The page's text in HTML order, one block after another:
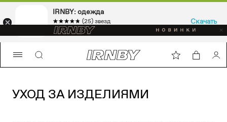
УХОД ЗА ИЗДЕЛИЯМИ
IRNBY: одежда
☆☆☆☆☆
★★★★★ (25) звезд
Sport & casual, аксессуары
Скачать